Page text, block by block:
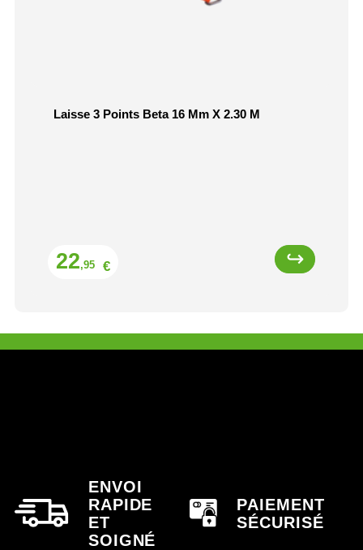
Laisse 3 Points Beta 16 Mm X 2.30 M
22,95 €
ENVOI
RAPIDE
ET
SOIGNÉ
PAIEMENT
SÉCURISÉ